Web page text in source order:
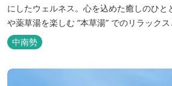
にしたウェルネス。心を込めた癒しのひとと
や薬草湯を楽しむ “本草湯” でのリラック
はの丁寧なケアで、日常の疲れやストレス
な、心身を満たすひとときを、ここでゆっ
い...
中南勢